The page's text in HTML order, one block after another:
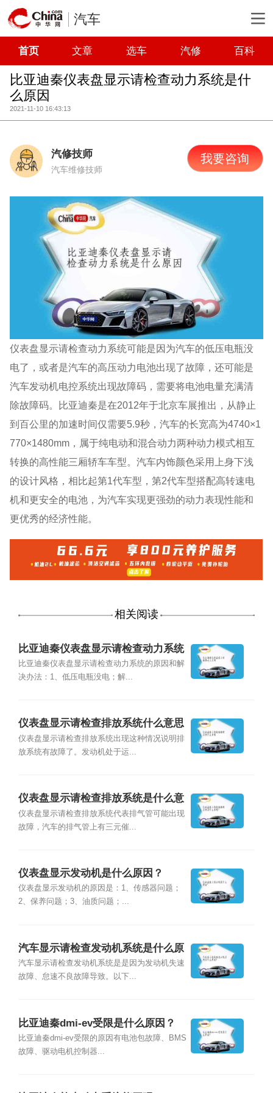
汽车
首页 文章 选车 汽修 百科
比亚迪秦仪表盘显示请检查动力系统是什
么原因
2021-11-10 16:43:13
汽修技师
汽车维修技师
我要咨询
仪表盘显示请检查动力系统可能是因为汽车的低压电瓶没
电了，或者是汽车的高压动力电池出现了故障，还可能是
汽车发动机电控系统出现故障码，需要将电池电量充满清
除故障码。比亚迪秦是在2012年于北京车展推出，从静止
到百公里的加速时间仅需要5.9秒，汽车的长宽高为4740×1
770×1480mm，属于纯电动和混合动力两种动力模式相互
转换的高性能三厢轿车车型。汽车内饰颜色采用上身下浅
的设计风格，相比起第1代车型，第2代车型搭配高转速电
机和更安全的电池，为汽车实现更强劲的动力表现性能和
更优秀的经济性能。
相关阅读
比亚迪秦仪表盘显示请检查动力系统
比亚迪秦仪表盘显示请检查动力系统的原因和解
决办法：1、低压电瓶没电；解...
仪表盘显示请检查排放系统什么意思
仪表盘显示请检查排放系统出现这种情况说明排
放系统有故障了。发动机处于运...
仪表盘显示请检查排放系统是什么意
思？
仪表盘显示请检查排放系统代表排气管可能出现
故障，汽车的排气管上有三元催...
仪表盘显示发动机是什么原因？
仪表盘显示发动机的原因是：1、传感器问题；
2、保养问题；3、油质问题；...
汽车显示请检查发动机系统是什么原
因？
汽车显示请检查发动机系统是是因为发动机失速
故障、怠速不良故障导致。以下...
比亚迪秦dmi-ev受限是什么原因？
比亚迪秦dmi-ev受限的原因有电池包故障、BMS
故障、驱动电机控制器...